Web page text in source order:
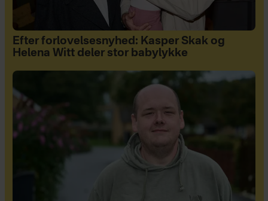
Efter forlovelsesnyhed: Kasper Skak og
Helena Witt deler stor babylykke